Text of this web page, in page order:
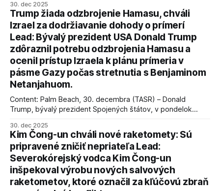
30. dec 2025
Trump žiada odzbrojenie Hamasu, chváli
Izrael za dodržiavanie dohody o prímerí
Lead: Bývalý prezident USA Donald Trump
zdôraznil potrebu odzbrojenia Hamasu a
ocenil prístup Izraela k plánu prímeria v
pásme Gazy počas stretnutia s Benjaminom
Netanjahuom.
Content: Palm Beach, 30. decembra (TASR) – Donald
Trump, bývalý prezident Spojených štátov, v pondelok
kľúčové pre úspešné dosiahnutie prímeria v Gaze. Agentúra
AFP informuje, že Trump vyjadril presvedčenie, že Izrael plní
podmienky dohody o prí
30. dec 2025
Kim Čong-un chváli nové raketomety: Sú
pripravené zničiť nepriateľa Lead:
Severokórejský vodca Kim Čong-un
inšpekoval výrobu nových salvových
raketometov, ktoré označil za kľúčovú zbraň